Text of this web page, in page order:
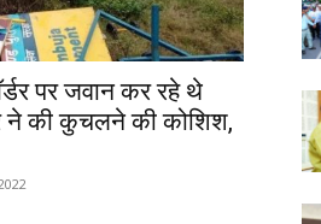
पर जवान कर रहे थे
ने की कुचलने की कोशिश,